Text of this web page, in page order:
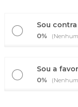
Sou contra
0%
Sou a favor
0%